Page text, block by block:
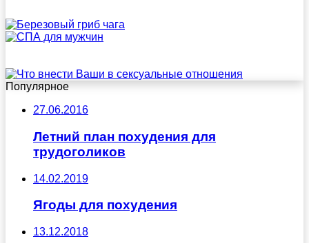
Популярное
27.06.2016
Летний план похудения для
трудоголиков
14.02.2019
Ягоды для похудения
13.12.2018